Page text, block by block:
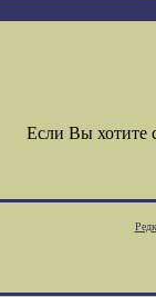
Если Вы хотите